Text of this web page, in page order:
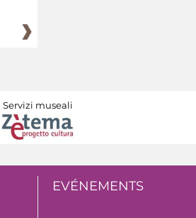
Servizi museali
EVÉNEMENTS